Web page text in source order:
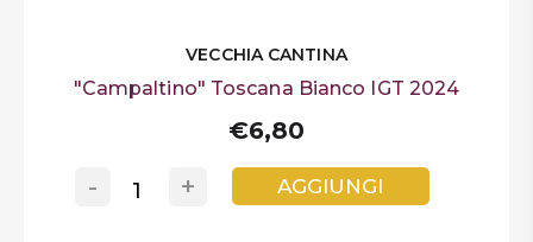
VECCHIA CANTINA
"Campaltino" Toscana Bianco IGT 2024
€6,80
+
- AGGIUNGI